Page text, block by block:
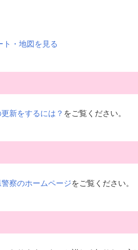
ト・地図を見る
新をするには？ をご覧ください。
察のホームページをご覧ください。